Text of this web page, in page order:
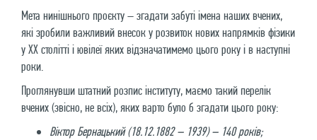
Мета нинішнього проєкту – згадати забуті імена наших вчених,
які зробили важливий внесок у розвиток нових напрямків фізики
у ХХ столітті і ювілеї яких відзначатимемо цього року і в наступні
роки.
Проглянувши штатний розпис інституту, маємо такий перелік
вчених (звісно, не всіх), яких варто було б згадати цього року:
Віктор Бернацький (18.12.1882 – 1939) – 140 років;